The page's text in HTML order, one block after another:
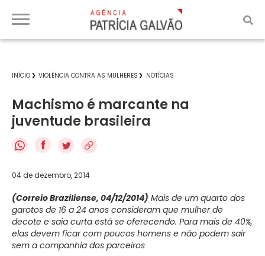
INÍCIO VIOLÊNCIA CONTRA AS MULHERES NOTÍCIAS
Machismo é marcante na
juventude brasileira
f
04 de dezembro, 2014
(Correio Braziliense, 04/12/2014) Mais de um quarto dos
garotos de 16 a 24 anos consideram que mulher de
decote e saia curta está se oferecendo. Para mais de 40%,
elas devem ficar com poucos homens e não podem sair
sem a companhia dos parceiros